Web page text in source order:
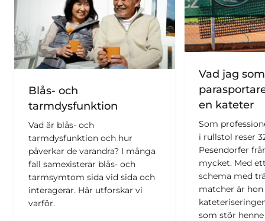
Blås- och
tarmdysfunktion
Vad är blås- och
tarmdysfunktion och hur
påverkar de varandra? I många
fall samexisterar blås- och
tarmsymtom sida vid sida och
interagerar. Här utforskar vi
varför.
Vad jag som
en kateter
Som
i rullstol reser
Pesendorfer
mycket. Med
schema med
matcher är
som stör